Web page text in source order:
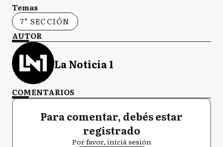
Temas
7° SECCIÓN
AUTOR
La Noticia 1
COMENTARIOS
Para comentar, debés estar
registrado
Por favor, iniciá sesión